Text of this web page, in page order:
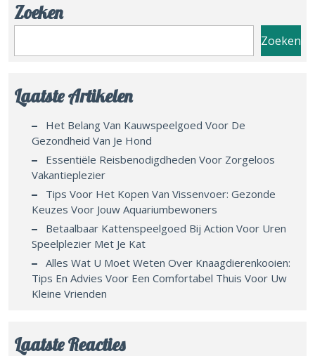
Zoeken
Zoeken
Laatste Artikelen
Het Belang Van Kauwspeelgoed Voor De
Gezondheid Van Je Hond
Essentiële Reisbenodigdheden Voor Zorgeloos
Vakantieplezier
Tips Voor Het Kopen Van Vissenvoer: Gezonde
Keuzes Voor Jouw Aquariumbewoners
Betaalbaar Kattenspeelgoed Bij Action Voor Uren
Speelplezier Met Je Kat
Alles Wat U Moet Weten Over Knaagdierenkooien:
Tips En Advies Voor Een Comfortabel Thuis Voor Uw
Kleine Vrienden
Laatste Reacties